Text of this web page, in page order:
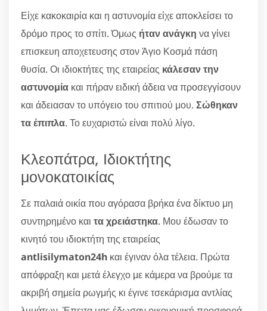
Είχε κακοκαιρία και η αστυνομία είχε αποκλείσει το
δρόμο προς το σπίτι. Όμως ήταν ανάγκη να γίνει
επισκευη αποχετευσης στον Άγιο Κοσμά πάση
θυσία. Οι ιδιοκτήτες της εταιρείας κάλεσαν την
αστυνομία και πήραν ειδική άδεια να προσεγγίσουν
και άδειασαν το υπόγειο του σπιτιού μου. Σώθηκαν
τα έπιπλα. Το ευχαριστώ είναι πολύ λίγο.
Κλεοπάτρα, Ιδιοκτήτης
μονοκατοικίας
Σε παλαιά οικία που αγόρασα βρήκα ένα δίκτυο μη
συντηρημένο και τα χρειάστηκα. Μου έδωσαν το
κινητό του ιδιοκτήτη της εταιρείας
antlisilymaton24h και έγιναν όλα τέλεια. Πρώτα
απόφραξη και μετά έλεγχο με κάμερα να βρούμε τα
ακριβή σημεία ρωγμής κι έγινε τσεκάρισμα αντλίας